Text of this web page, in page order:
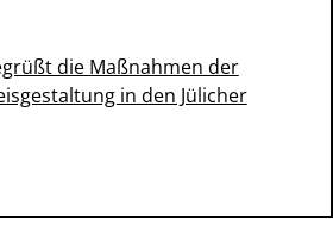
die Maßnahmen der
in den Jülicher